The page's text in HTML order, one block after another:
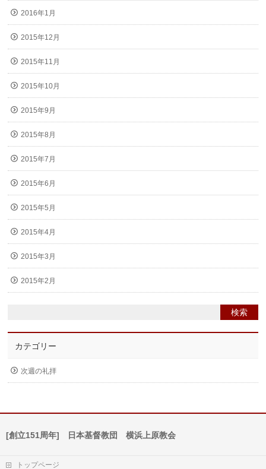
2016年1月
2015年12月
2015年11月
2015年10月
2015年9月
2015年8月
2015年7月
2015年6月
2015年5月
2015年4月
2015年3月
2015年2月
カテゴリー
次週の礼拝
[創立151周年] 日本基督教団 横浜上原教会
トップページ